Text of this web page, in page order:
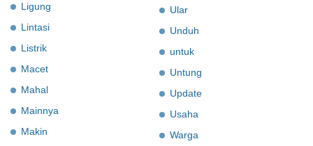
Ligung
Lintasi
Listrik
Macet
Mahal
Mainnya
Makin
Ular
Unduh
untuk
Untung
Update
Usaha
Warga